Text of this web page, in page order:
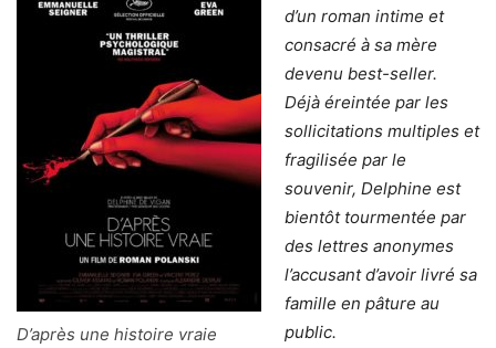
D’après une histoire vraie
d’un roman intime et
consacré à sa mère
devenu best-seller.
Déjà éreintée par les
sollicitations multiples et
fragilisée par le
souvenir, Delphine est
bientôt tourmentée par
des lettres anonymes
l’accusant d’avoir livré sa
famille en pâture au
public.